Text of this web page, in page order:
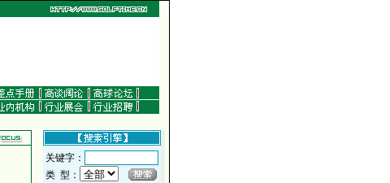
关键字：
类 型：